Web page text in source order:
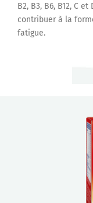
B2, B3, B6, B12, C
contribuer à la
fatigue.